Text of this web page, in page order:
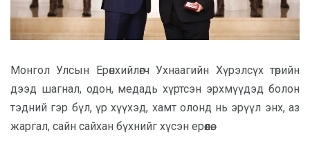
Монгол Улсын Ерөнхийлөгч Ухнаагийн Хүрэлсүх төрийн
дээд шагнал, одон, медадь хүртсэн эрхмүүдэд болон
тэдний гэр бүл, үр хүүхэд, хамт олонд нь эрүүл энх, аз
жаргал, сайн сайхан бүхнийг хүсэн ерөөлөө.